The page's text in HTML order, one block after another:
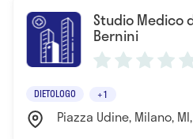
Gravidanza dal 1991 al 1996.
Nel periodo compreso tra
giugno 1990 realizza una
Dipartimento di Clinica
dell’Università di
L.A.Hanson, candidato al
Studio Medico
Bernini
DIETOLOGO +1
Piazza Udine, Milano,